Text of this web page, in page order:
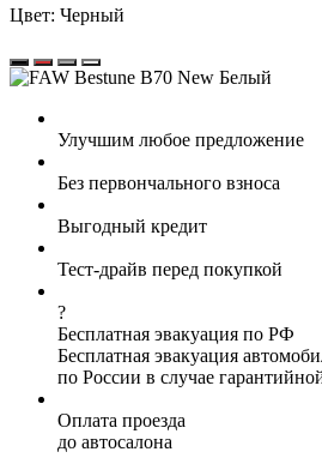
Цвет: Черный
Улучшим любое предложение
Без первончального взноса
Выгодный кредит
Тест-драйв перед покупкой
?
Бесплатная эвакуация по РФ
Бесплатная эвакуация
по России в случае
Оплата проезда
до автосалона